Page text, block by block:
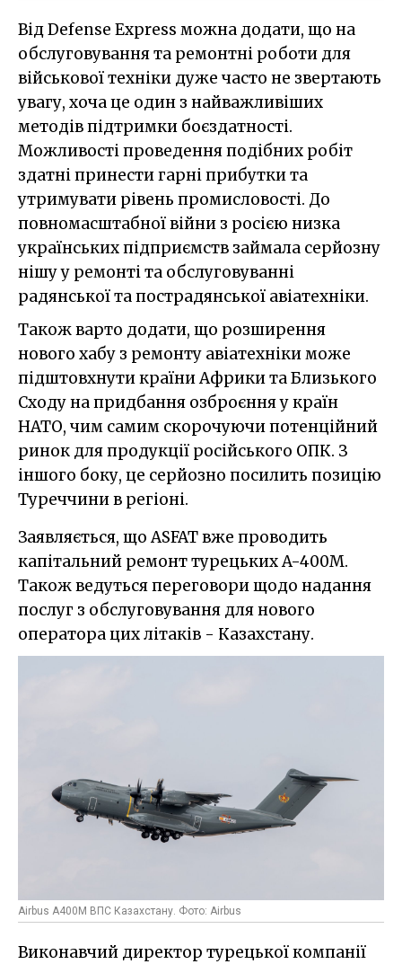
Від Defense Express можна додати, що на
обслуговування та ремонтні роботи для
військової техніки дуже часто не звертають
увагу, хоча це один з найважливіших
методів підтримки боєздатності.
Можливості проведення подібних робіт
здатні принести гарні прибутки та
утримувати рівень промисловості. До
повномасштабної війни з росією низка
українських підприємств займала серйозну
нішу у ремонті та обслуговуванні
радянської та пострадянської авіатехніки.
Також варто додати, що розширення
нового хабу з ремонту авіатехніки може
підштовхнути країни Африки та Близького
Сходу на придбання озброєння у країн
НАТО, чим самим скорочуючи потенційний
ринок для продукції російського ОПК. З
іншого боку, це серйозно посилить позицію
Туреччини в регіоні.
Заявляється, що ASFAT вже проводить
капітальний ремонт турецьких A-400M.
Також ведуться переговори щодо надання
послуг з обслуговування для нового
оператора цих літаків - Казахстану.
Airbus A400M ВПС Казахстану. Фото: Airbus
Виконавчий директор турецької компанії